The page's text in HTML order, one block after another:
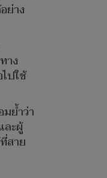
ย่าง
าง
ปใช้
ย้ำว่า
ละผู้
สาย